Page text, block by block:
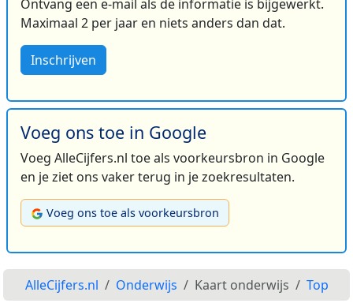
Ontvang een e-mail als de informatie is bijgewerkt.
Maximaal 2 per jaar en niets anders dan dat.
Inschrijven
Voeg ons toe in Google
Voeg AlleCijfers.nl toe als voorkeursbron in Google
en je ziet ons vaker terug in je zoekresultaten.
Voeg ons toe als voorkeursbron
AlleCijfers.nl Onderwijs Kaart onderwijs Top